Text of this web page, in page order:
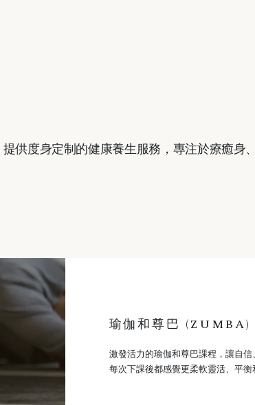
供度身定制的健康養生服務，專注於療癒身、
瑜伽和尊巴 (ZUMBA)
激發活力的瑜伽和尊巴課程，讓自
每次下課後都感覺更柔軟靈活、平衡